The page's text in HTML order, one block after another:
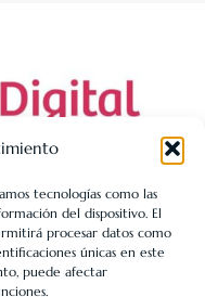
tecnologías como las
del dispositivo. El
procesar datos como
únicas en este
puede afectar
SLL ha sido beneficiaria
la mejora de la
al cual ha puesto en